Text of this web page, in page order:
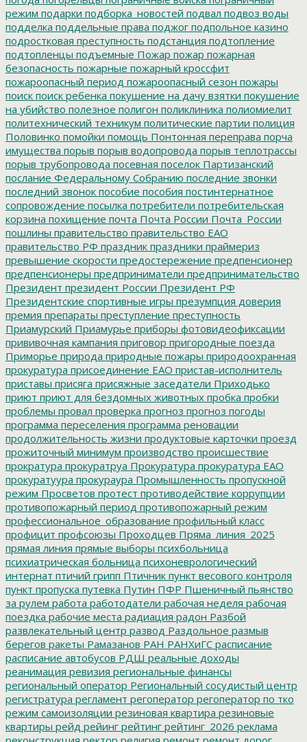
режим подарки подборка_новостей подвал подвоз воды
подделка поддельные права поджог подпольное казино
подростковая преступность подстанция подтопление
подтопленцы подъемные Пожар пожар пожарная
безопасность пожарные пожарный кроссфит
пожароопасный период пожароопасный сезон пожары
поиск поиск ребенка покушение на дачу взятки покушение
на убийство полезное полигон поликлиника полиомиелит
политехнический техникум политические партии полиция
Половинко помойки помощь Понтонная переправа порча
имущества порыв порыв водопровода порыв теплотрассы
порыв трубопровода посевная поселок Партизанский
послание Федеральному Собранию последние звонки
последний звонок пособие пособия постинтернатное
сопровождение посылка потребители потребительская
корзина похищение почта Почта России Почта_России
пошлины правительство правительство ЕАО
правительство РФ праздник праздники праймериз
превышение скорости предостережение предпенсионер
предпенсионеры предприниматели предпринимательство
Президент президент России Президент РФ
Президентские спортивные игры презумпция доверия
премия препараты преступление преступность
Приамурский Приамурье приборы фотовидеофиксации
прививочная кампания приговор пригородные поезда
Приморье природа природные пожары природоохранная
прокуратура присоединение ЕАО пристав-исполнитель
приставы присяга присяжные заседатели Приходько
приют приют для бездомных животных пробка пробки
проблемы провал проверка прогноз прогноз погоды
программа переселения программа реновации
продолжительность жизни продуктовые карточки проезд
прожиточный минимум производство происшествие
прократура прокуратруа Прокуратура прокуратура ЕАО
прокуратуура прокураура Промышленность пропускной
режим Просветов протест противодействие коррупции
противопожарный период противопожарный режим
профессиональное_образование профильный класс
профицит профсоюзы Проходцев Пряма_линия_2025
прямая линия прямые выборы психбольница
психиатрическая больница психоневрологический
интернат птичий грипп Птичник пункт весового контроля
пункт пропуска путевка Путин ПФР Пшеничный пьянство
за рулем работа работодатели рабочая неделя рабочая
поездка рабочие места радиация радон Разбой
развлекательный центр развод Раздольное размыв
берегов ракеты Рамазанов РАН РАНХиГС расписание
расписание автобусов РДШ реальные доходы
реанимация ревизия региональные финансы
региональный оператор Региональный сосудистый центр
регистратура регламент регоператор регоператор по тко
режим самоизоляции резиновая квартира резиновые
квартиры рейд рейинг рейтинг рейтинг_2026 реклама